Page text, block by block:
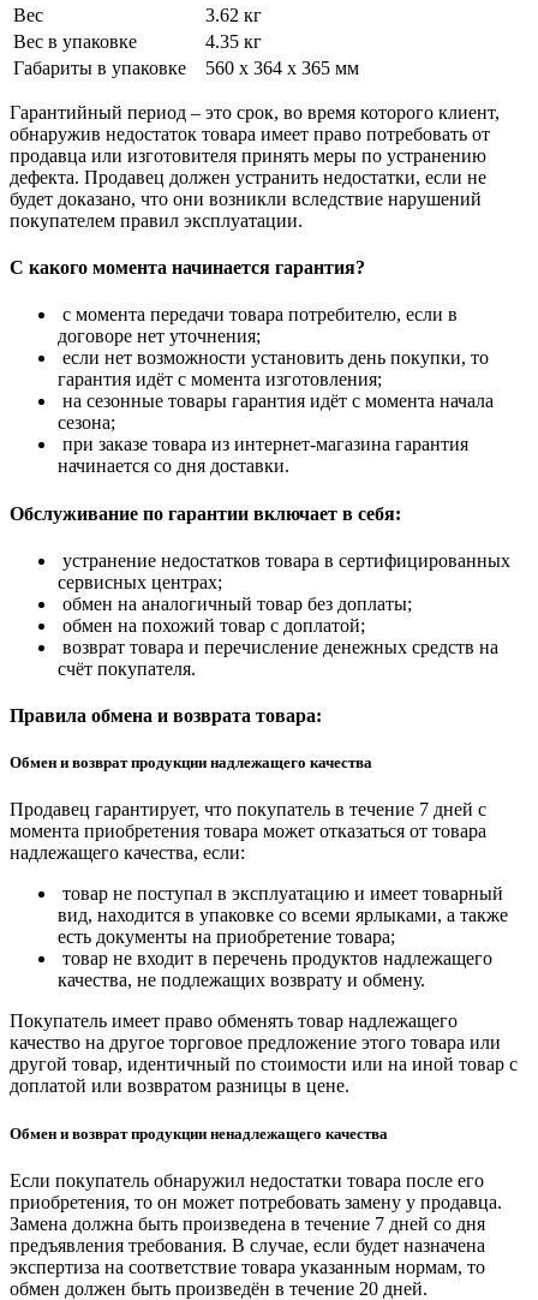
Вес
3.62 кг
Вес в упаковке
4.35 кг
Габариты в упаковке
560 x 364 x 365 мм
Гарантийный период – это срок, во время которого клиент,
обнаружив недостаток товара имеет право потребовать от
продавца или изготовителя принять меры по устранению
дефекта. Продавец должен устранить недостатки, если не
будет доказано, что они возникли вследствие нарушений
покупателем правил эксплуатации.
С какого момента начинается гарантия?
с момента передачи товара потребителю, если в
договоре нет уточнения;
если нет возможности установить день покупки, то
гарантия идёт с момента изготовления;
на сезонные товары гарантия идёт с момента начала
сезона;
при заказе товара из интернет-магазина гарантия
начинается со дня доставки.
Обслуживание по гарантии включает в себя:
устранение недостатков товара в сертифицированных
сервисных центрах;
обмен на аналогичный товар без доплаты;
обмен на похожий товар с доплатой;
возврат товара и перечисление денежных средств на
счёт покупателя.
Правила обмена и возврата товара:
Обмен и возврат продукции надлежащего качества
Продавец гарантирует, что покупатель в течение 7 дней с
момента приобретения товара может отказаться от товара
надлежащего качества, если:
товар не поступал в эксплуатацию и имеет товарный
вид, находится в упаковке со всеми ярлыками, а также
есть документы на приобретение товара;
товар не входит в перечень продуктов надлежащего
качества, не подлежащих возврату и обмену.
Покупатель имеет право обменять товар надлежащего
качество на другое торговое предложение этого товара или
другой товар, идентичный по стоимости или на иной товар с
доплатой или возвратом разницы в цене.
Обмен и возврат продукции ненадлежащего качества
Если покупатель обнаружил недостатки товара после его
приобретения, то он может потребовать замену у продавца.
Замена должна быть произведена в течение 7 дней со дня
предъявления требования. В случае, если будет назначена
экспертиза на соответствие товара указанным нормам, то
обмен должен быть произведён в течение 20 дней.